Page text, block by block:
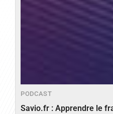
PODCAST
Savio.fr : Apprendre le